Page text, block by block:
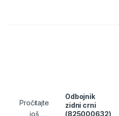
Pročitajte
još
Odbojnik
zidni crni
(825000632)